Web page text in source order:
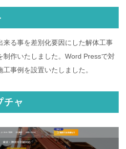
来る事を差別化要因にした解体工事
制作いたしました。Word Pressで対
事例を設置いたしました。
チャ